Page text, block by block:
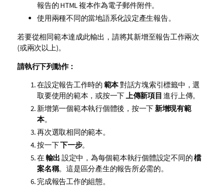
報告的 HTML 複本作為電子郵件附件。
使用兩種不同的當地語系化設定產生報告。
若要從相同範本達成此輸出，請將其新增至報告工作兩次
(或兩次以上)。
請執行下列動作：
在設定報告工作時的 範本對話方塊索引標籤中，選
取要使用的範本，或按一下上傳新項目 進行上傳。
新增第一個範本執行個體後，按一下新增現有範
本。
再次選取相同的範本。
按一下下一步。
在 輸出 設定中，為每個範本執行個體設定不同的檔
案名稱。這是區分產生的報告所必需的。
完成報告工作的組態。